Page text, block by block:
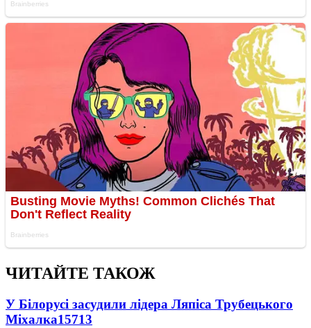
ЧИТАЙТЕ ТАКОЖ
У Білорусі засудили лідера Ляпіса Трубецького
Міхалка15713